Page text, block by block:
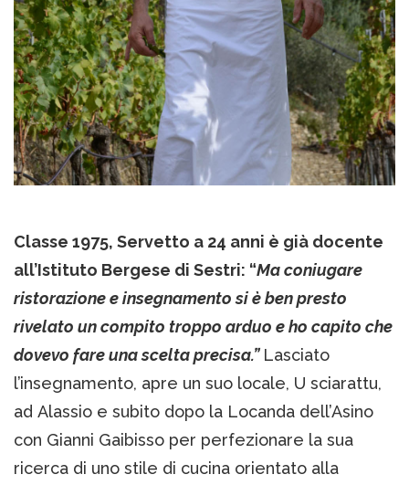
Classe 1975, Servetto a 24 anni è già docente
all’Istituto Bergese di Sestri: “Ma coniugare
ristorazione e insegnamento si è ben presto
rivelato un compito troppo arduo e ho capito che
dovevo fare una scelta precisa.” Lasciato
l’insegnamento, apre un suo locale, U sciarattu,
ad Alassio e subito dopo la Locanda dell’Asino
con Gianni Gaibisso per perfezionare la sua
ricerca di uno stile di cucina orientato alla